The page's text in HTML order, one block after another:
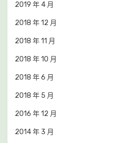
2019 年 4 月
2018 年 12 月
2018 年 11 月
2018 年 10 月
2018 年 6 月
2018 年 5 月
2016 年 12 月
2014 年 3 月